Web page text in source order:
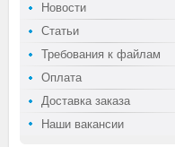
Новости
Статьи
Требования к файлам
Оплата
Доставка заказа
Наши вакансии